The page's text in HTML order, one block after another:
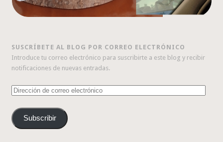
SUSCRÍBETE AL BLOG POR CORREO ELECTRÓNICO
Introduce tu correo electrónico para suscribirte a este blog y recibir
notificaciones de nuevas entradas.
Dirección
correo
electrónico
Subscribir